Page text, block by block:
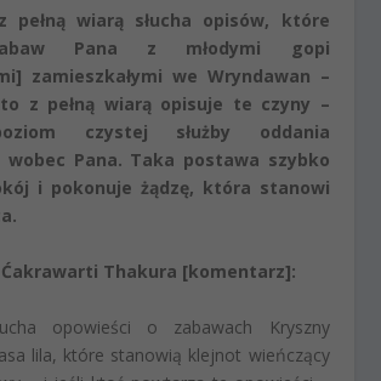
pełną wiarą słucha opisów, które
Pana z młodymi gopi
zamieszkałymi we Wryndawan –
z pełną wiarą opisuje te czyny –
czystej służby oddania
wobec Pana. Taka postawa szybko
i pokonuje żądzę, która stanowi
Thakura [komentarz]:
opowieści o zabawach Kryszny
lila, które stanowią klejnot wieńczący